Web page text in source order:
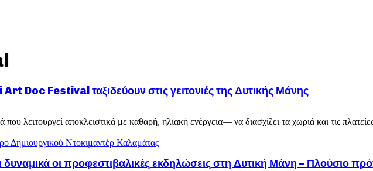
Doc Festival ταξιδεύουν στις γειτονιές της Δυτικής Μάνης
λειτουργεί αποκλειστικά με καθαρή, ηλιακή ενέργεια— να διασχίζει τα χωριά και τις
Δημιουργικού Ντοκιμαντέρ Καλαμάτας
οι προφεστιβαλικές εκδηλώσεις στη Δυτική Μάνη – Πλούσιο